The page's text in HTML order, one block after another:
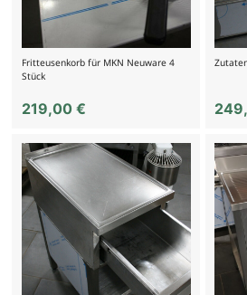
Fritteusenkorb für MKN Neuware 4
Stück
219,00 €